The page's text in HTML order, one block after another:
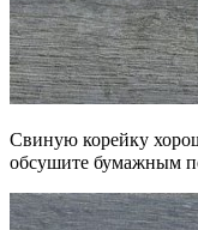
Свиную корейку
обсушите бумажным